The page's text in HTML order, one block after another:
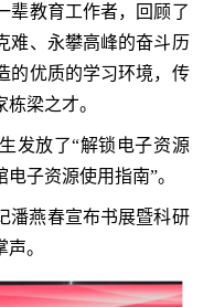
辈教育工作者，回顾了
难、永攀高峰的奋斗历
的优质的学习环境，传
梁之才。
发放了“解锁电子资源
子资源使用指南”。
潘燕春宣布书展暨科研
。